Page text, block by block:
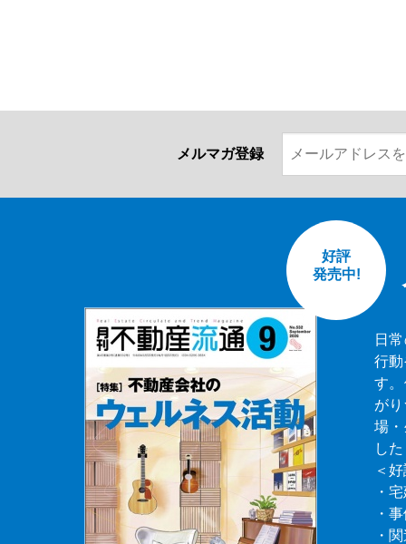
メルマガ登録
好評
発売中!
日
行
す
が
場
した
＜
・
・
・